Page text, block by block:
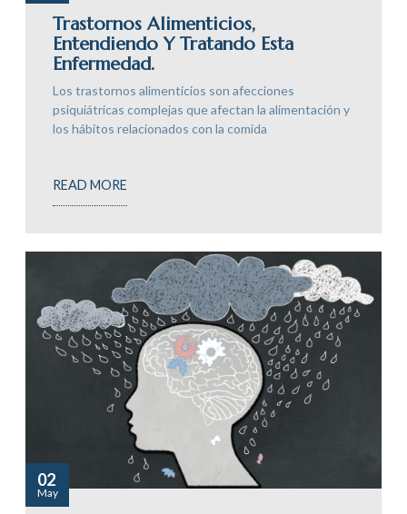
Trastornos Alimenticios,
Entendiendo Y Tratando Esta
Enfermedad.
Los trastornos alimenticios son afecciones
psiquiátricas complejas que afectan la alimentación y
los hábitos relacionados con la comida
READ MORE
02
May